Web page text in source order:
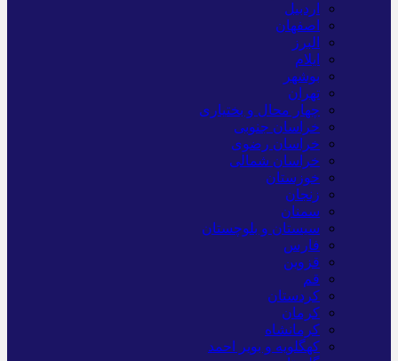
اردبیل
اصفهان
البرز
ایلام
بوشهر
تهران
چهار محال و بختیاری
خراسان جنوبی
خراسان رضوی
خراسان شمالی
خوزستان
زنجان
سمنان
سیستان و بلوچستان
فارس
قزوین
قم
کردستان
کرمان
کرمانشاه
کهگلویه و بویر احمد